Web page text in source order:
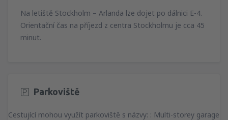
Na letiště Stockholm – Arlanda lze dojet po dálnici E-4.
Orientační čas na příjezd z centra Stockholmu je cca 45
minut.
Parkoviště
Cestující mohou využít parkoviště s názvy: : Multi-storey garage